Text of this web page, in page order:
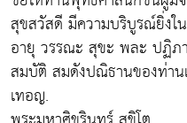
สุขสวัสดี มีความบริบูรณ์ยิ่งใ
อายุ วรรณะ สุขะ พละ ปฏิภ
สมบัติ สมดังปณิธานของท่า
เทอญ.